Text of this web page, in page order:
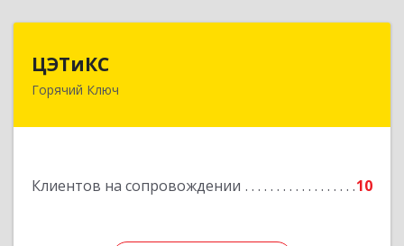
ЦЭТиКС
Горячий Ключ
Клиентов на сопровождении 10
353290, Краснодарский край, Горячий Ключ г,